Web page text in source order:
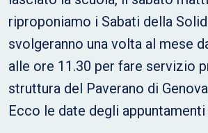
riproponiamo i Sabati della
svolgeranno una volta al mese
alle ore 11.30 per fare servizio
struttura del Paverano di
Ecco le date degli